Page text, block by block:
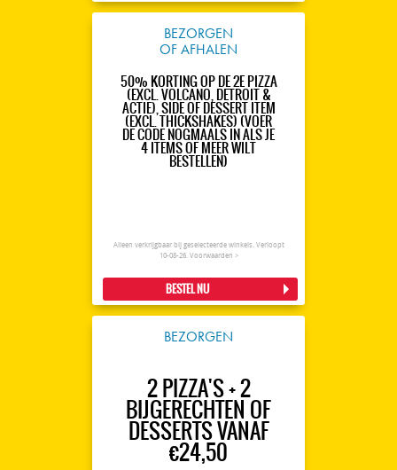
BEZORGEN
OF AFHALEN
50% KORTING OP DE 2E PIZZA
(EXCL. VOLCANO, DETROIT &
ACTIE), SIDE OF DESSERT ITEM
(EXCL. THICKSHAKES) (VOER
DE CODE NOGMAALS IN ALS JE
4 ITEMS OF MEER WILT
BESTELLEN)
Alleen verkrijgbaar bij geselecteerde winkels. Verloopt
10-08-26. Voorwaarden >
BESTEL NU
BEZORGEN
2 PIZZA'S + 2
BIJGERECHTEN OF
DESSERTS VANAF
€24,50